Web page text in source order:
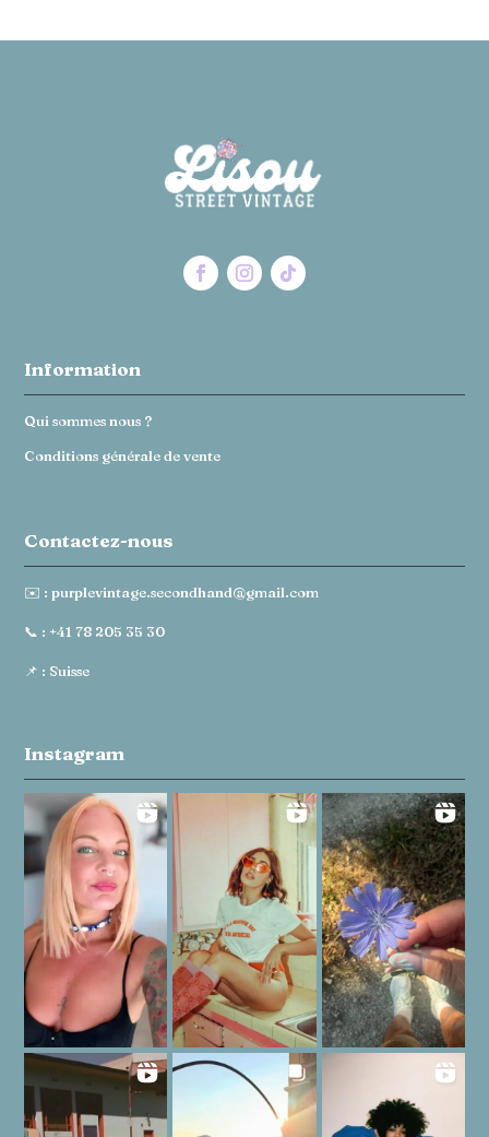
Information
Qui sommes nous ?
Conditions générale de vente
Contactez-nous
✉️ :purplevintage.secondhand@gmail.com
📞 : +41 78 205 35 30
📌 : Suisse
Instagram